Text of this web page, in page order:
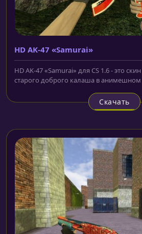
HD AK-47 «Samurai»
HD AK-47 «Samurai» для CS 1.6 - это
старого доброго калаша в анимешном
Скачать